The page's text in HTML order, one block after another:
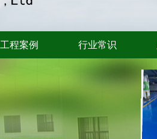
工程案例 行业常识